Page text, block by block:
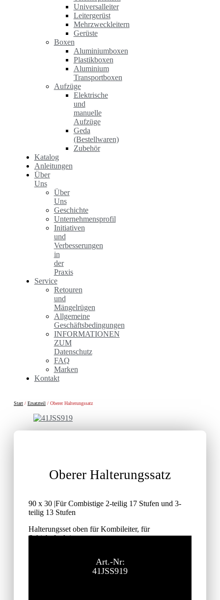
Universalleiter
Leitergerüst
Mehrzweckleitern
Gerüste
Boxen
Aluminiumboxen
Plastikboxen
Aluminium
Transportboxen
Aufzüge
Elektrische
und
manuelle
Aufzüge
Geda
(Bestellwaren)
Zubehör
Katalog
Anleitungen
Über
Uns
Über
Uns
Geschichte
Unternehmensprofil
Initiativen
und
Verbesserungen
in
der
Praxis
Service
Retouren
und
Mängelrügen
Allgemeine
Geschäftsbedingungen
INFORMATIONEN
ZUM
Datenschutz
FAQ
Marken
Kontakt
Start / Ersatzteil / Oberer Halterungssatz
Oberer Halterungssatz
90 x 30 |Für Combistige 2-teilig 17 Stufen und 3-
teilig 13 Stufen
Halterungsset oben für Kombileiter, für
Schiebefunktion
Art.-Nr:
41JSS919